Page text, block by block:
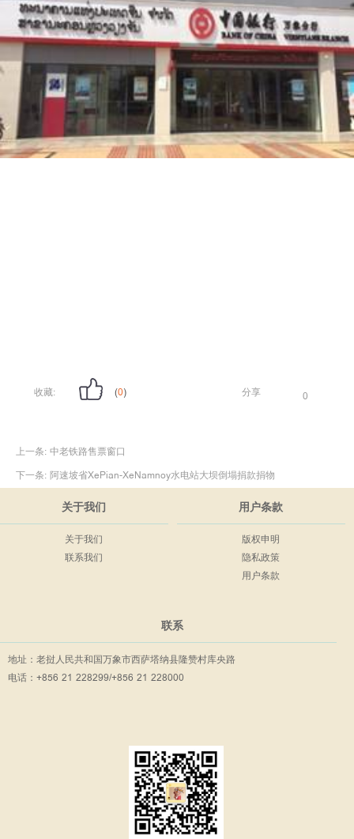
收藏: (0) 分享 0
上一条: 中老铁路售票窗口
下一条: 阿速坡省XePian-XeNamnoy水电站大坝倒塌捐款捐物
关于我们
关于我们
联系我们
用户条款
版权申明
隐私政策
用户条款
联系
地址：老挝人民共和国万象市西萨塔纳县隆赞村库央路
电话：+856 21 228299/+856 21 228000